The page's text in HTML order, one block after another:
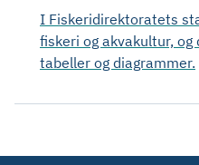
I Fiskeridirektoratets
fiskeri og akvakultur, og
tabeller og diagrammer.